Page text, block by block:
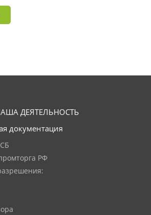
ДЕЯТЕЛЬНОСТЬ
документация
РФ